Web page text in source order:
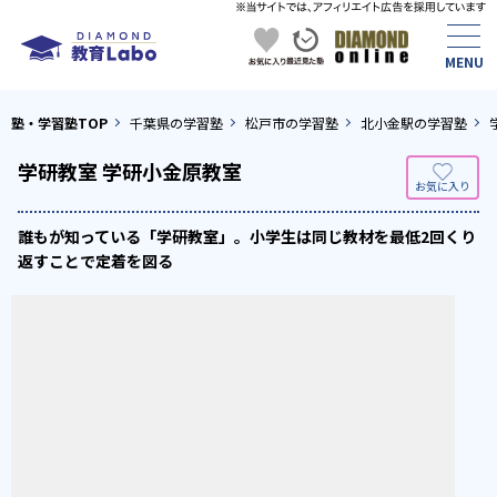
塾・学習塾TOP 千葉県の学習塾 松戸市の学習塾 北小金駅の学習塾
学研教室 学研小金原教室
誰もが知っている「学研教室」。小学生は同じ教材を最低2回くり
返すことで定着を図る